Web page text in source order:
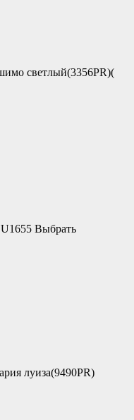
светлый(3356PR)(
Выбрать
луиза(9490PR)